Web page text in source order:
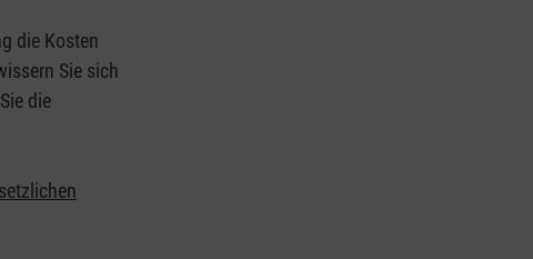
die Kosten
Sie sich
die